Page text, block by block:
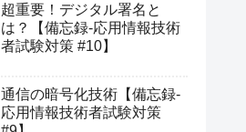
超重要！デジタル署名と
は？【備忘録-応用情報技術
者試験対策 #10】
通信の暗号化技術【備忘録-
応用情報技術者試験対策